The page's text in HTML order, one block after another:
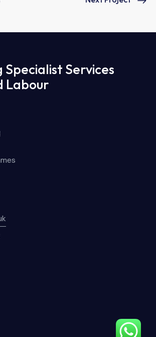
Services
Labour